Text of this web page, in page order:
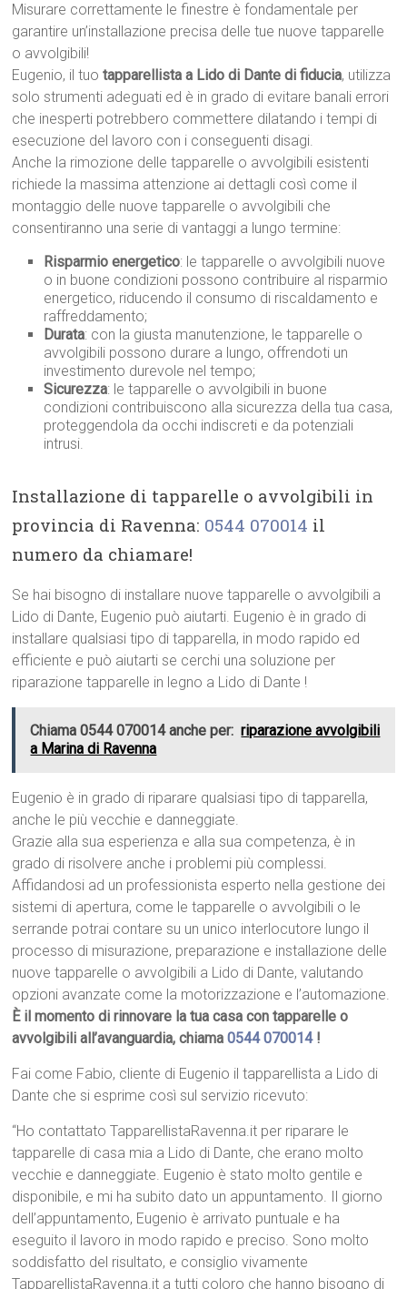
Misurare correttamente le finestre è fondamentale per
garantire un’installazione precisa delle tue nuove tapparelle
o avvolgibili!
Eugenio, il tuotapparellista a Lido di Dante di fiducia, utilizza
solo strumenti adeguati ed è in grado di evitare banali errori
che inesperti potrebbero commettere dilatando i tempi di
esecuzione del lavoro con i conseguenti disagi.
Anche la rimozione delle tapparelle o avvolgibili esistenti
richiede la massima attenzione ai dettagli così come il
montaggio delle nuove tapparelle o avvolgibili che
consentiranno una serie di vantaggi a lungo termine:
Risparmio energetico: le tapparelle o avvolgibili nuove
o in buone condizioni possono contribuire al risparmio
energetico, riducendo il consumo di riscaldamento e
raffreddamento;
Durata: con la giusta manutenzione, le tapparelle o
avvolgibili possono durare a lungo, offrendoti un
investimento durevole nel tempo;
Sicurezza: le tapparelle o avvolgibili in buone
condizioni contribuiscono alla sicurezza della tua casa,
proteggendola da occhi indiscreti e da potenziali
intrusi.
Installazione di tapparelle o avvolgibili in
provincia di Ravenna: 0544 070014 il
numero da chiamare!
Se hai bisogno di installare nuove tapparelle o avvolgibili a
Lido di Dante, Eugenio può aiutarti. Eugenio è in grado di
installare qualsiasi tipo di tapparella, in modo rapido ed
efficiente e può aiutarti se cerchi una soluzione per
riparazione tapparelle in legno a Lido di Dante !
Chiama 0544 070014 anche per: riparazione avvolgibili
a Marina di Ravenna
Eugenio è in grado di riparare qualsiasi tipo di tapparella,
anche le più vecchie e danneggiate.
Grazie alla sua esperienza e alla sua competenza, è in
grado di risolvere anche i problemi più complessi.
Affidandosi ad un professionista esperto nella gestione dei
sistemi di apertura, come le tapparelle o avvolgibili o le
serrande potrai contare su un unico interlocutore lungo il
processo di misurazione, preparazione e installazione delle
nuove tapparelle o avvolgibili a Lido di Dante, valutando
opzioni avanzate come la motorizzazione e l’automazione.
È il momento di rinnovare la tua casa con tapparelle o
avvolgibili all’avanguardia, chiama0544 070014!
Fai come Fabio, cliente di Eugenio il tapparellista a Lido di
Dante che si esprime così sul servizio ricevuto:
“Ho contattato TapparellistaRavenna.it per riparare le
tapparelle di casa mia a Lido di Dante, che erano molto
vecchie e danneggiate. Eugenio è stato molto gentile e
disponibile, e mi ha subito dato un appuntamento. Il giorno
dell’appuntamento, Eugenio è arrivato puntuale e ha
eseguito il lavoro in modo rapido e preciso. Sono molto
soddisfatto del risultato, e consiglio vivamente
TapparellistaRavenna.it a tutti coloro che hanno bisogno di